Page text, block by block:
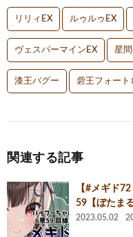
リリィEX ルゥルゥEX
ヴェスパーマインEX 星
漆王バグー 砦王フォート
関連する記事
【#メギド
59【ぼたま
2023.05.02